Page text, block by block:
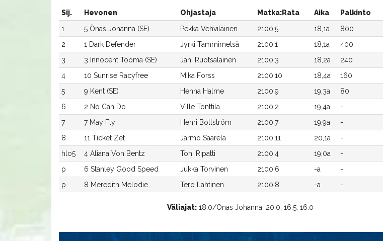
Sij. Hevonen Ohjastaja Matka:Rata Aika Palkinto
1
5 Önas Johanna (SE) Pekka Vehviläinen 2100:5 18,1a 800
2
1 Dark Defender Jyrki Tammimetsä 2100:1 18,1a 400
3
3 Innocent Tooma (SE) Jani Ruotsalainen 2100:3 18,2a 240
4
10 Sunrise Racyfree Mika Forss 2100:10 18,4a 160
5
9 Kent (SE) Henna Halme 2100:9 19,3a 80
6
2 No Can Do Ville Tonttila 2100:2 19,4a -
7
7 May Fly Henri Bollström 2100:7 19,9a -
8
11 Ticket Zet Jarmo Saarela 2100:11 20,1a -
hlo5
4 Aliana Von Bentz Toni Ripatti 2100:4 19,0a -
p
6 Stanley Good Speed Jukka Torvinen 2100:6 -a -
p
8 Meredith Melodie Tero Lahtinen 2100:8 -a -
Väliajat:18.0/Önas Johanna, 20.0, 16.5, 16.0